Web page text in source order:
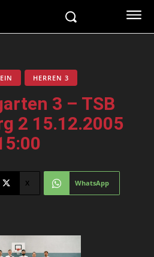
HERREN 3
3 – TSB
2 15.12.2005
X WhatsApp